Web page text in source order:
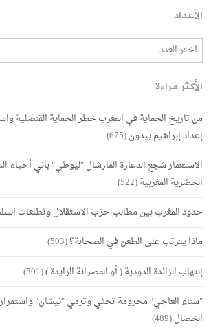
الأعداد
الأكثر قراءة
من تاريخ الحماية في المغرب خطر الحماية القنصلية
إعداد إبراهيم بيدون(675)
الاستعمار شجع الدعارة المارشال "ليوطي" باني أحياء
الحضرية المغربية(522)
حدود المغرب بين مطالب حزب الاستقلال وتطلعات
ماذا يترتب على الطعن في الصحابة؟(503)
إلتهاب الزائدة الدودية ( أو المصرانة الزايدة )(501)
"سناء العاجي" محرومة تحثي وترمي "نيشان" واستمرار
الخصال(489)